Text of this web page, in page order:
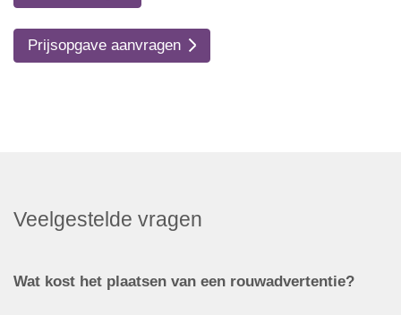
Prijsopgave aanvragen
Veelgestelde vragen
Wat kost het plaatsen van een rouwadvertentie?